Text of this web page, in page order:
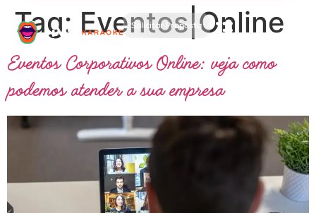
Solicitar Proposta
Tag: Eventos|Online
Eventos Corporativos Online: veja como
podemos atender a sua empresa